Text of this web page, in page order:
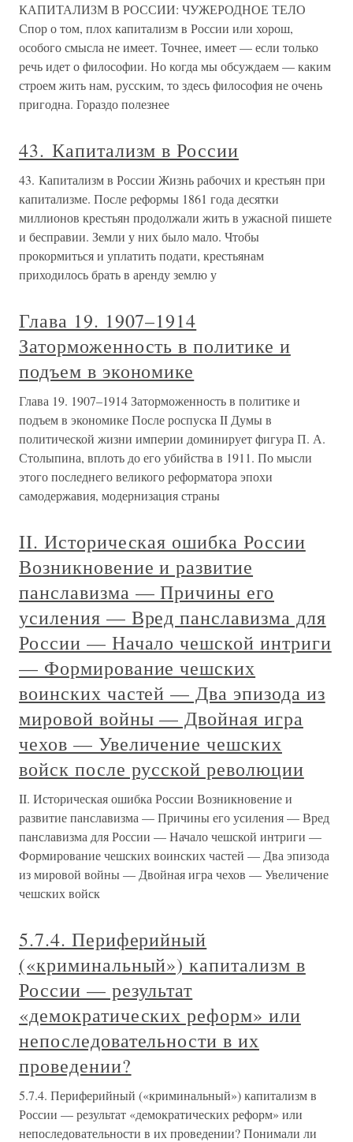
КАПИТАЛИЗМ В РОССИИ: ЧУЖЕРОДНОЕ ТЕЛО
Спор о том, плох капитализм в России или хорош,
особого смысла не имеет. Точнее, имеет — если только
речь идет о философии. Но когда мы обсуждаем — каким
строем жить нам, русским, то здесь философия не очень
пригодна. Гораздо полезнее
43. Капитализм в России
43. Капитализм в России Жизнь рабочих и крестьян при
капитализме. После реформы 1861 года десятки
миллионов крестьян продолжали жить в ужасной пишете
и бесправии. Земли у них было мало. Чтобы
прокормиться и уплатить подати, крестьянам
приходилось брать в аренду землю у
Глава 19. 1907–1914
Заторможенность в политике и
подъем в экономике
Глава 19. 1907–1914 Заторможенность в политике и
подъем в экономике После роспуска II Думы в
политической жизни империи доминирует фигура П. А.
Столыпина, вплоть до его убийства в 1911. По мысли
этого последнего великого реформатора эпохи
самодержавия, модернизация страны
II. Историческая ошибка России
Возникновение и развитие
панславизма — Причины его
усиления — Вред панславизма для
России — Начало чешской интриги
— Формирование чешских
воинских частей — Два эпизода из
мировой войны — Двойная игра
чехов — Увеличение чешских
войск после русской революции
II. Историческая ошибка России Возникновение и
развитие панславизма — Причины его усиления — Вред
панславизма для России — Начало чешской интриги —
Формирование чешских воинских частей — Два эпизода
из мировой войны — Двойная игра чехов — Увеличение
чешских войск
5.7.4. Периферийный
(«криминальный») капитализм в
России — результат
«демократических реформ» или
непоследовательности в их
проведении?
5.7.4. Периферийный («криминальный») капитализм в
России — результат «демократических реформ» или
непоследовательности в их проведении? Понимали ли